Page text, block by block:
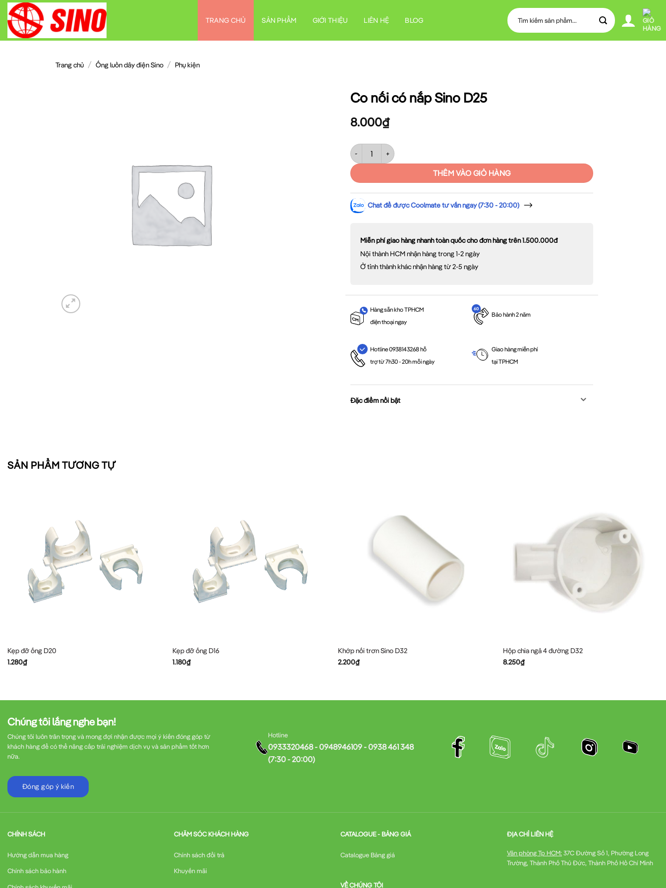
Chuyển
đến
nội
dung
TRANG CHỦ SẢN PHẨM GIỚI THIỆU LIÊN HỆ BLOG
Tìm
kiếm:
Trang chủ / Ống luồn dây điện Sino / Phụ kiện
Co nối có nắp Sino D25
8.000₫
Co nối có nắp Sino D25 số lượng
THÊM VÀO GIỎ HÀNG
Chat để được Coolmate tư vấn ngay (7:30 - 20:00)
Miễn phí giao hàng nhanh toàn quốc cho đơn hàng trên 1.500.000đ
Nội thành HCM nhận hàng trong 1-2 ngày
Ở tỉnh thành khác nhận hàng từ 2-5 ngày
Hàng sẵn kho TPHCM
điện thoại ngay
Bảo hành 2 năm
Hotline 0938143268 hỗ
trợ từ 7h30 - 20h mỗi ngày
Giao hàng miễn phí
tại TPHCM
Đặc điểm nổi bật
SẢN PHẨM TƯƠNG TỰ
Kẹp đỡ ống D20
1.280₫
Kẹp đỡ ống D16
1.180₫
Khớp nối trơn Sino D32
2.200₫
Hộp chia ngả 4 đường D32
8.250₫
Chúng tôi lắng nghe bạn!
Chúng tôi luôn trân trọng và mong đợi nhận được mọi ý kiến đóng góp từ
khách hàng để có thể nâng cấp trải nghiệm dịch vụ và sản phẩm tốt hơn
nữa.
Đóng góp ý kiến
Hotline
0933320468 - 0948946109 - 0938 461 348
(7:30 - 20:00)
CHÍNH SÁCH
Hướng dẫn mua hàng
Chính sách bảo hành
CHĂM SÓC KHÁCH HÀNG
Chính sách đổi trả
Khuyến mãi
CATALOGUE - BẢNG GIÁ
Catalogue Bảng giá
VỀ CHÚNG TÔI
ĐỊA CHỈ LIÊN HỆ
Văn phòng Tp HCM: 37C Đường Số 1, Phường Long
Trường, Thành Phố Thủ Đức, Thành Phố Hồ Chí Minh